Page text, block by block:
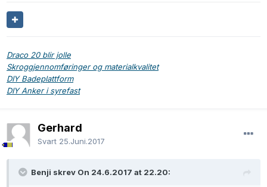
Draco 20 blir jolle
Skroggjennomføringer og materialkvalitet
DIY Badeplattform
DIY Anker i syrefast
Gerhard
Svart 25.Juni.2017
Benji skrev On 24.6.2017 at 22.20: